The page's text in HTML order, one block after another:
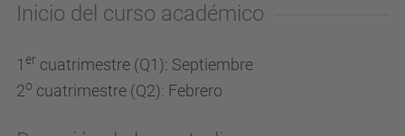
Inicio del curso académico
1 er cuatrimestre (Q1): Septiembre
2o cuatrimestre (Q2): Febrero